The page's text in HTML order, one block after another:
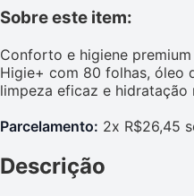
Sobre este item:
Conforto e higiene
Higie+ com 80 folhas, óleo
limpeza eficaz e hidratação
Parcelamento: 2x R$26,45
Descrição